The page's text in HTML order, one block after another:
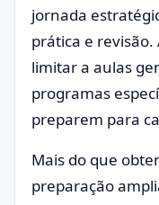
jornada
prática e revisão.
limitar a aulas
programas
preparem para
Mais do que
preparação